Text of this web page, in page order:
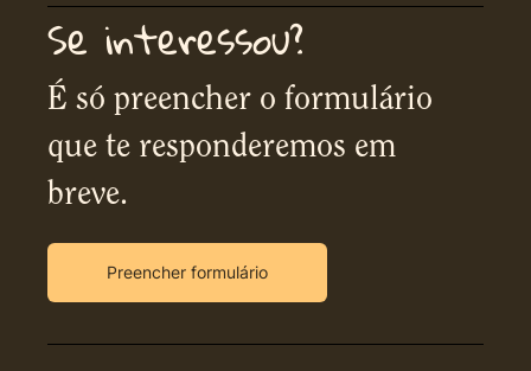
Se interessou?
É só preencher o formulário
que te responderemos em
breve.
Preencher formulário